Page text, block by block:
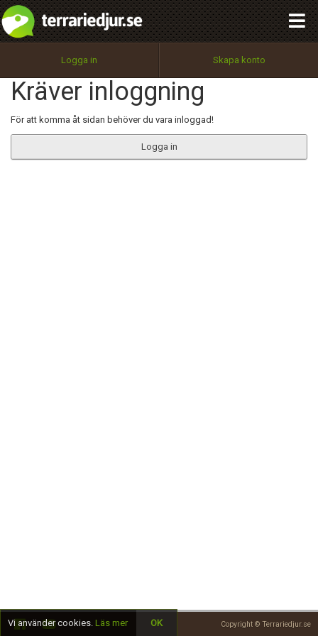
Logga in Skapa konto
Kräver inloggning
För att komma åt sidan behöver du vara inloggad!
Logga in
Copyright © Terrariedjur.se
Utför
100%
OK
integritetspolicy
Namn:
Epost:
Begär nytt lösenord
Tillbaka till förstasidan
Vi använder cookies. Läs mer OK